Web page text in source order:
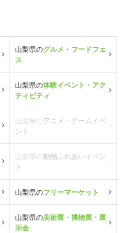
山梨県のグルメ・フードフェ
ス
山梨県の体験イベント・アク
ティビティ
山梨県のアニメ・ゲームイベ
ント
山梨県の動物ふれあいイベン
ト
山梨県のフリーマーケット
山梨県の美術展・博物展・展
示会